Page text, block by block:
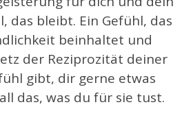
das bleibt. Ein Gefühl, das
beinhaltet und
der Reziprozität deiner
gibt, dir gerne etwas
das, was du für sie tust.